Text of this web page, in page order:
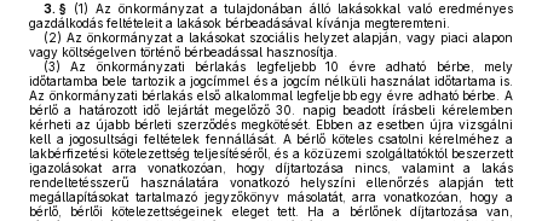
3. § (1) Az önkormányzat a tulajdonában álló lakásokkal való eredményes
gazdálkodás feltételeit a lakások bérbeadásával kívánja megteremteni.
(2) Az önkormányzat a lakásokat szociális helyzet alapján, vagy piaci alapon
vagy költségelven történő bérbeadással hasznosítja.
(3) Az önkormányzati bérlakás legfeljebb 10 évre adható bérbe, mely
időtartamba bele tartozik a jogcímmel és a jogcím nélküli használat időtartama is.
Az önkormányzati bérlakás első alkalommal legfeljebb egy évre adható bérbe. A
bérlő a határozott idő lejártát megelőző 30. napig beadott írásbeli kérelemben
kérheti az újabb bérleti szerződés megkötését. Ebben az esetben újra vizsgálni
kell a jogosultsági feltételek fennállását. A bérlő köteles csatolni kérelméhez a
lakbérfizetési kötelezettség teljesítéséről, és a közüzemi szolgáltatóktól beszerzett
igazolásokat arra vonatkozóan, hogy díjtartozása nincs, valamint a lakás
rendeltetésszerű használatára vonatkozó helyszíni ellenőrzés alapján tett
megállapításokat tartalmazó jegyzőkönyv másolatát, arra vonatkozóan, hogy a
bérlő, bérlői kötelezettségeinek eleget tett. Ha a bérlőnek díjtartozása van,